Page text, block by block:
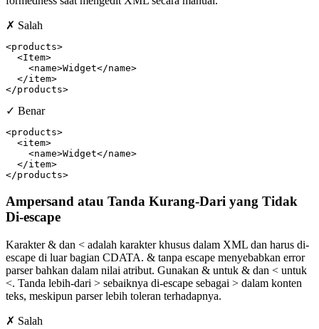
✗ Salah
<products>
  <Item>
    <name>Widget</name>
  </item>
</products>
✓ Benar
<products>
  <item>
    <name>Widget</name>
  </item>
</products>
Ampersand atau Tanda Kurang-Dari yang Tidak
Di-escape
Karakter & dan < adalah karakter khusus dalam XML dan harus di-
escape di luar bagian CDATA. & tanpa escape menyebabkan error
parser bahkan dalam nilai atribut. Gunakan & untuk & dan < untuk
<. Tanda lebih-dari > sebaiknya di-escape sebagai > dalam konten
teks, meskipun parser lebih toleran terhadapnya.
✗ Salah